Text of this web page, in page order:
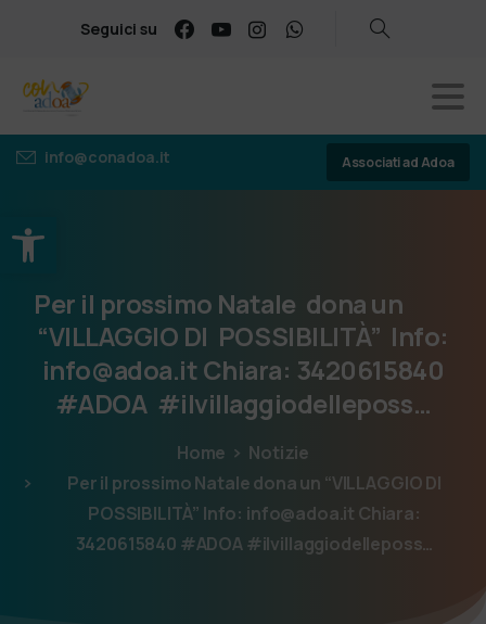
Apri la barra degli strumenti
Seguici su
info@conadoa.it Associati ad Adoa
Per il prossimo Natale donaun
“VILLAGGIO DI POSSIBILITÀ” Info:
info@adoa.itChiara: 3420615840
#ADOA #ilvillaggiodelleposs…
Home
Notizie
Per il prossimo Natale dona un “VILLAGGIO DI
POSSIBILITÀ” Info: info@adoa.it Chiara:
3420615840 #ADOA #ilvillaggiodelleposs…